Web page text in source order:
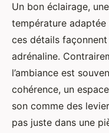
Un bon éclairage,
température
ces détails
adrénaline.
l’ambiance est
cohérence, un
son comme des
pas juste dans une